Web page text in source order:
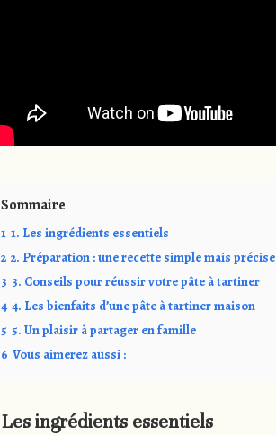
Sommaire
1 1. Les ingrédients essentiels
2 2. Préparation : une recette simple mais précise
3 3. Conseils pour réussir votre pâte à tartiner
4 4. Les bienfaits d’une pâte à tartiner maison
5 5. Un plaisir à partager en famille
6 Vous aimerez aussi :
Les ingrédients essentiels